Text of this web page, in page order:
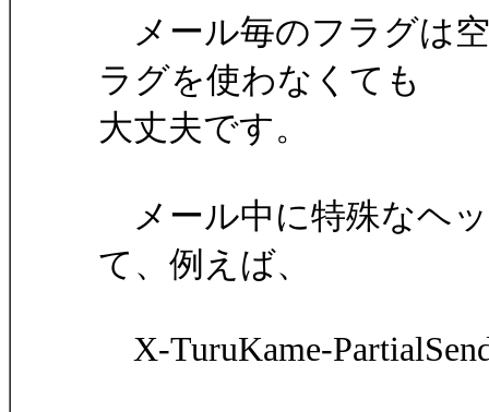
メール毎のフラグは
ラグを使わなくても
大丈夫です。
メール中に特殊なヘ
て、例えば、
X-TuruKame-